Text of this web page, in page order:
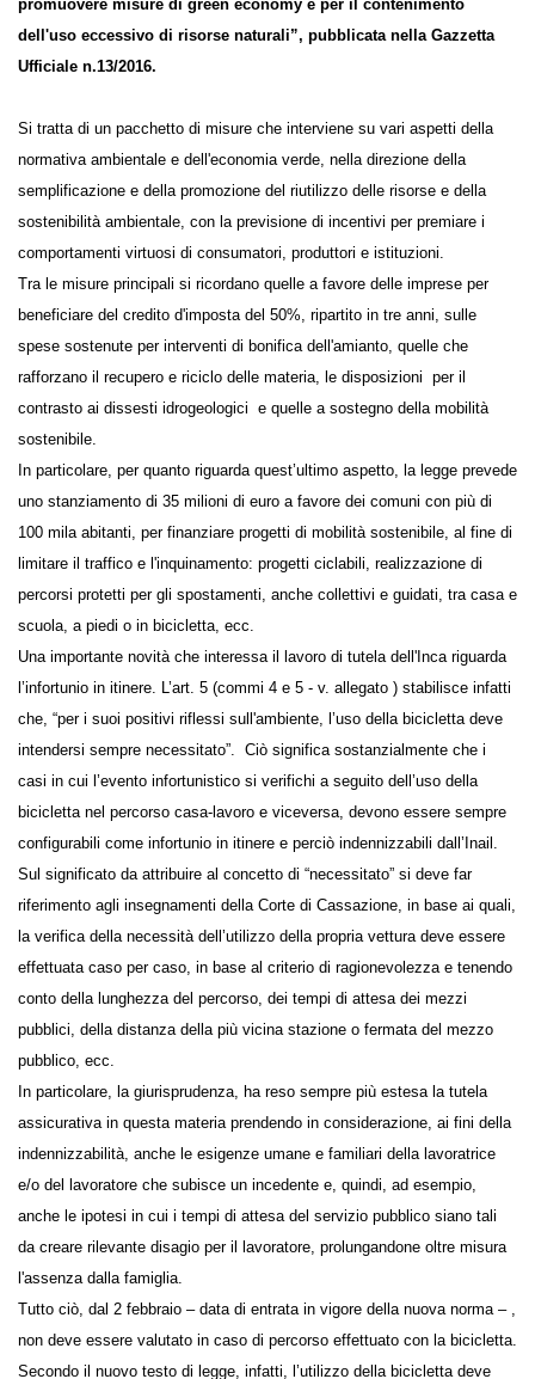
promuovere misure di green economy e per il contenimento
dell'uso eccessivo di risorse naturali”, pubblicata nella Gazzetta
Ufficiale n.13/2016.
Si tratta di un pacchetto di misure che interviene su vari aspetti della
normativa ambientale e dell'economia verde, nella direzione della
semplificazione e della promozione del riutilizzo delle risorse e della
sostenibilità ambientale, con la previsione di incentivi per premiare i
comportamenti virtuosi di consumatori, produttori e istituzioni.
Tra le misure principali si ricordano quelle a favore delle imprese per
beneficiare del credito d'imposta del 50%, ripartito in tre anni, sulle
spese sostenute per interventi di bonifica dell'amianto, quelle che
rafforzano il recupero e riciclo delle materia, le disposizioni per il
contrasto ai dissesti idrogeologici e quelle a sostegno della mobilità
sostenibile.
In particolare, per quanto riguarda quest’ultimo aspetto, la legge
prevede uno stanziamento di 35 milioni di euro a favore dei comuni
con più di 100 mila abitanti, per finanziare progetti di mobilità
sostenibile, al fine di limitare il traffico e l'inquinamento: progetti
ciclabili, realizzazione di percorsi protetti per gli spostamenti, anche
collettivi e guidati, tra casa e scuola, a piedi o in bicicletta, ecc.
Una importante novità che interessa il lavoro di tutela
dell'Inca riguarda l’infortunio in itinere. L’art. 5 (commi 4 e 5 - v. allegato
) stabilisce infatti che, “per i suoi positivi riflessi sull'ambiente, l’uso
della bicicletta deve intendersi sempre necessitato”. Ciò significa
sostanzialmente che i casi in cui l’evento infortunistico si verifichi a
seguito dell’uso della bicicletta nel percorso casa-lavoro e viceversa,
devono essere sempre configurabili come infortunio in itinere e perciò
indennizzabili dall’Inail.
Sul significato da attribuire al concetto di “necessitato” si deve far
riferimento agli insegnamenti della Corte di Cassazione, in base ai
quali, la verifica della necessità dell’utilizzo della propria vettura deve
essere effettuata caso per caso, in base al criterio di ragionevolezza e
tenendo conto della lunghezza del percorso, dei tempi di attesa dei
mezzi pubblici, della distanza della più vicina stazione o fermata del
mezzo pubblico, ecc.
In particolare, la giurisprudenza, ha reso sempre più estesa la tutela
assicurativa in questa materia prendendo in considerazione, ai fini
della indennizzabilità, anche le esigenze umane e familiari della
lavoratrice e/o del lavoratore che subisce un incedente e, quindi, ad
esempio, anche le ipotesi in cui i tempi di attesa del servizio pubblico
siano tali da creare rilevante disagio per il lavoratore, prolungandone
oltre misura l'assenza dalla famiglia.
Tutto ciò, dal 2 febbraio – data di entrata in vigore della nuova norma